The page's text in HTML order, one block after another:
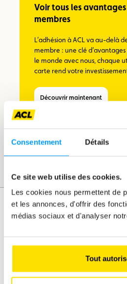
Consentement Détails
Ce site web utilise des cookies.
Les cookies nous permettent de
et les annonces, d'offrir des
médias sociaux et d'analyser
Tout
Voir tous les
membres
L’adhésion à ACL va au-delà
membre : une clé d’avantages
le monde avec nous, chaque
carte rend votre
Découvrir maintenant
Voyages